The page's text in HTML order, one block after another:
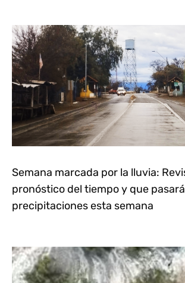
Semana marcada por la lluvia:
pronóstico del tiempo y que
precipitaciones esta semana